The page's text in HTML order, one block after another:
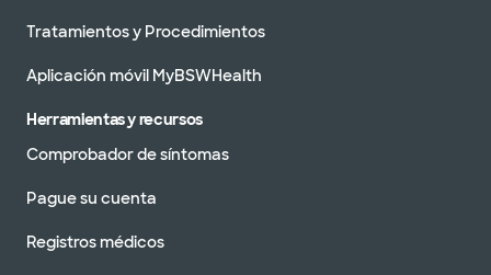
Tratamientos y Procedimientos
Aplicación móvil MyBSWHealth
Herramientas y recursos
Comprobador de síntomas
Pague su cuenta
Registros médicos